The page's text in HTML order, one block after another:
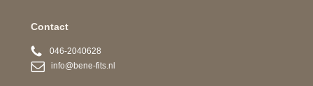
Contact
046-2040628
info@bene-fits.nl